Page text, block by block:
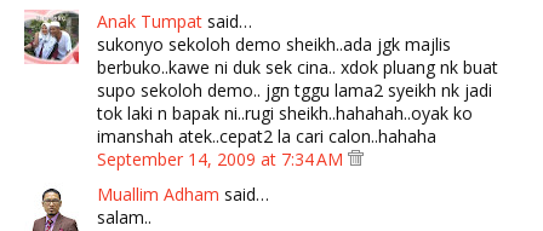
Anak Tumpat said…
sukonyo sekoloh demo sheikh..ada jgk majlis
berbuko..kawe ni duk sek cina.. xdok pluang nk buat
supo sekoloh demo.. jgn tggu lama2 syeikh nk jadi
tok laki n bapak ni..rugi sheikh..hahahah..oyak ko
imanshah atek..cepat2 la cari calon..hahaha
September 14, 2009 at 7:34 AM
Muallim Adham said…
salam..